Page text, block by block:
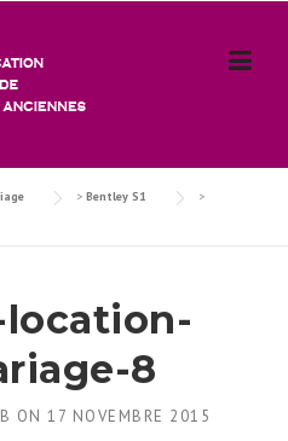
> Bentley S1
>
location-
8
ON 17 NOVEMBRE 2015